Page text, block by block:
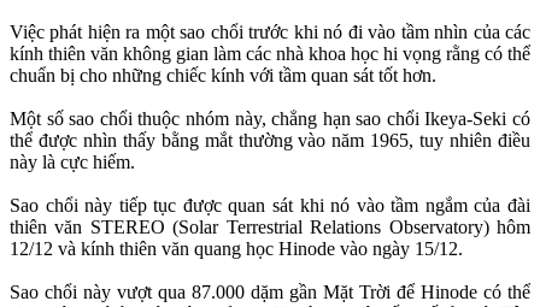
Việc phát hiện ra một sao chổi trước khi nó đi vào tầm nhìn của các
kính thiên văn không gian làm các nhà khoa học hi vọng rằng có thể
chuẩn bị cho những chiếc kính với tầm quan sát tốt hơn.
Một số sao chổi thuộc nhóm này, chẳng hạn sao chổi Ikeya-Seki có
thể được nhìn thấy bằng mắt thường vào năm 1965, tuy nhiên điều
này là cực hiếm.
Sao chổi này tiếp tục được quan sát khi nó vào tầm ngắm của đài
thiên văn STEREO (Solar Terrestrial Relations Observatory) hôm
12/12 và kính thiên văn quang học Hinode vào ngày 15/12.
Sao chổi này vượt qua 87.000 dặm gần Mặt Trời để Hinode có thể